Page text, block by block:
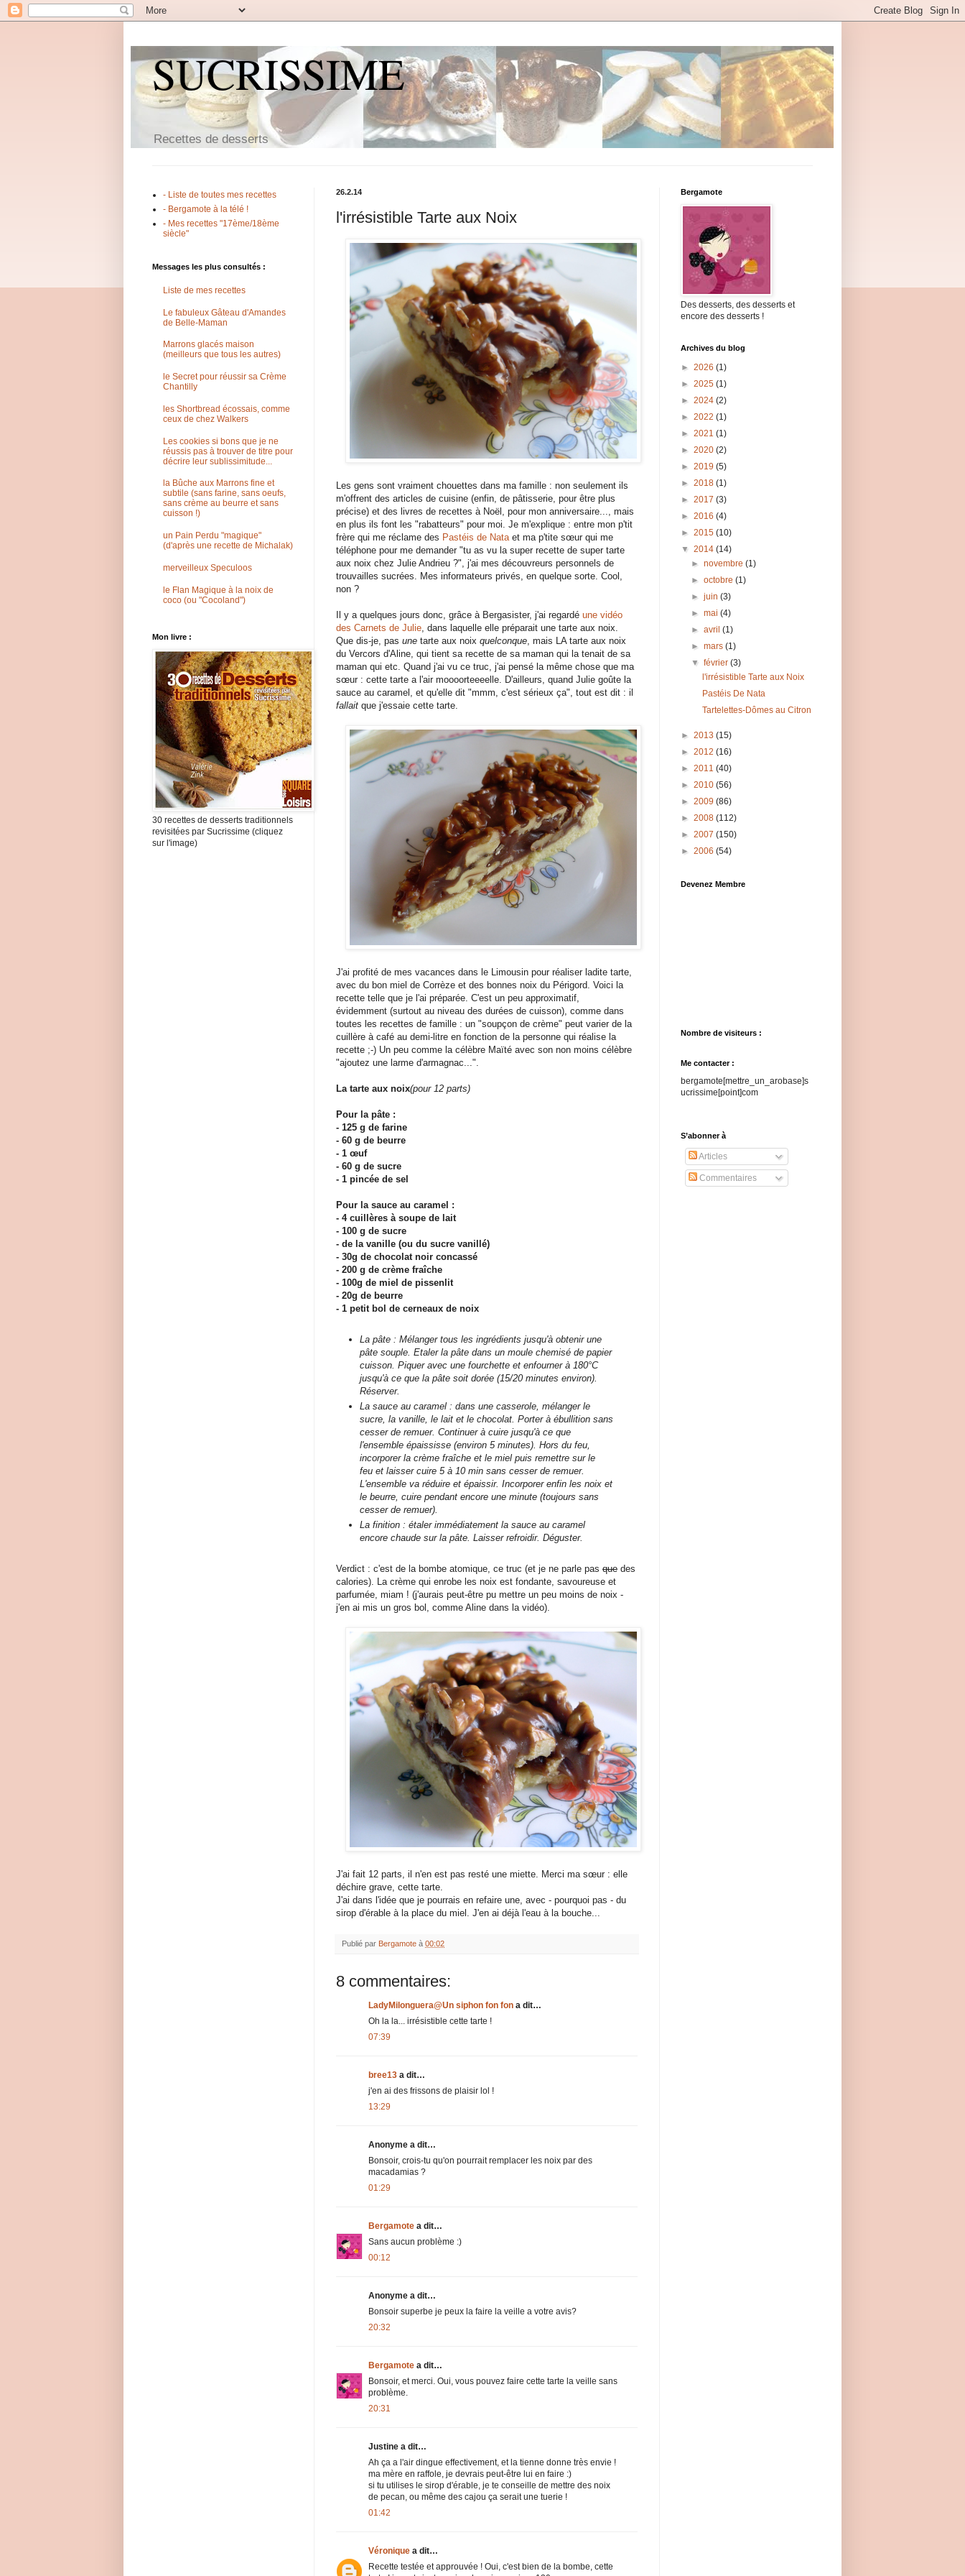
SUCRISSIME
Recettes de desserts
26.2.14
l'irrésistible Tarte aux Noix
Les gens sont vraiment chouettes dans ma famille : non seulement ils
m'offrent des articles de cuisine (enfin, de pâtisserie, pour être plus
précise) et des livres de recettes à Noël, pour mon anniversaire..., mais
en plus ils font les "rabatteurs" pour moi. Je m'explique : entre mon p'tit
frère qui me réclame des Pastéis de Nataet ma p'tite sœur qui me
téléphone pour me demander "tu as vu la super recette de super tarte
aux noix chez Julie Andrieu ?", j'ai mes découvreurs personnels de
trouvailles sucrées. Mes informateurs privés, en quelque sorte. Cool,
non ?
Il y a quelques jours donc, grâce à Bergasister, j'ai regardé une vidéo
des Carnets de Julie, dans laquelle elle préparait une tarte aux noix.
Que dis-je, pas une tarte aux noix quelconque, mais LA tarte aux noix
du Vercors d'Aline, qui tient sa recette de sa maman qui la tenait de sa
maman qui etc. Quand j'ai vu ce truc, j'ai pensé la même chose que ma
sœur : cette tarte a l'air moooorteeeelle. D'ailleurs, quand Julie goûte la
sauce au caramel, et qu'elle dit "mmm, c'est sérieux ça", tout est dit : il
fallait que j'essaie cette tarte.
J'ai profité de mes vacances dans le Limousin pour réaliser ladite tarte,
avec du bon miel de Corrèze et des bonnes noix du Périgord. Voici la
recette telle que je l'ai préparée. C'est un peu approximatif,
évidemment (surtout au niveau des durées de cuisson), comme dans
toutes les recettes de famille : un "soupçon de crème" peut varier de la
cuillère à café au demi-litre en fonction de la personne qui réalise la
recette ;-) Un peu comme la célèbre Maïté avec son non moins célèbre
"ajoutez une larme d'armagnac...".
La tarte aux noix(pour 12 parts)
Pour la pâte :
- 125 g de farine
- 60 g de beurre
- 1 œuf
- 60 g de sucre
- 1 pincée de sel
Pour la sauce au caramel :
- 4 cuillères à soupe de lait
- 100 g de sucre
- de la vanille (ou du sucre vanillé)
- 30g de chocolat noir concassé
- 200 g de crème fraîche
- 100g de miel de pissenlit
- 20g de beurre
- 1 petit bol de cerneaux de noix
La pâte : Mélanger tous les ingrédients jusqu'à obtenir une
pâte souple. Etaler la pâte dans un moule chemisé de papier
cuisson. Piquer avec une fourchette et enfourner à 180°C
jusqu'à ce que la pâte soit dorée (15/20 minutes environ).
Réserver.
La sauce au caramel : dans une casserole, mélanger le
sucre, la vanille, le lait et le chocolat. Porter à ébullition sans
cesser de remuer. Continuer à cuire jusqu'à ce que
l'ensemble épaississe (environ 5 minutes). Hors du feu,
incorporer la crème fraîche et le miel puis remettre sur le
feu et laisser cuire 5 à 10 min sans cesser de remuer.
L'ensemble va réduire et épaissir. Incorporer enfin les noix et
le beurre, cuire pendant encore une minute (toujours sans
cesser de remuer).
La finition : étaler immédiatement la sauce au caramel
encore chaude sur la pâte. Laisser refroidir. Déguster.
Verdict : c'est de la bombe atomique, ce truc (et je ne parle pas que des
calories). La crème qui enrobe les noix est fondante, savoureuse et
parfumée, miam ! (j'aurais peut-être pu mettre un peu moins de noix -
j'en ai mis un gros bol, comme Aline dans la vidéo).
J'ai fait 12 parts, il n'en est pas resté une miette. Merci ma sœur : elle
déchire grave, cette tarte.
J'ai dans l'idée que je pourrais en refaire une, avec - pourquoi pas - du
sirop d'érable à la place du miel. J'en ai déjà l'eau à la bouche...
Publié par Bergamote à 00:02
8 commentaires:
LadyMilonguera@Un siphon fon fon a dit…
Oh la la... irrésistible cette tarte !
07:39
bree13 a dit…
j'en ai des frissons de plaisir lol !
13:29
Anonyme a dit…
Bonsoir, crois-tu qu'on pourrait remplacer les noix par des
macadamias ?
01:29
Bergamote a dit…
Sans aucun problème :)
00:12
Anonyme a dit…
Bonsoir superbe je peux la faire la veille a votre avis?
20:32
Bergamote a dit…
Bonsoir, et merci. Oui, vous pouvez faire cette tarte la veille sans
problème.
20:31
Justine a dit…
Ah ça a l'air dingue effectivement, et la tienne donne très envie !
ma mère en raffole, je devrais peut-être lui en faire :)
si tu utilises le sirop d'érable, je te conseille de mettre des noix
de pecan, ou même des cajou ça serait une tuerie !
01:42
Véronique a dit…
Recette testée et approuvée ! Oui, c'est bien de la bombe, cette
- Liste de toutes mes recettes
- Bergamote à la télé !
- Mes recettes "17ème/18ème
siècle"
Messages les plus consultés :
Liste de mes recettes
Le fabuleux Gâteau d'Amandes
de Belle-Maman
Marrons glacés maison
(meilleurs que tous les autres)
le Secret pour réussir sa Crème
Chantilly
les Shortbread écossais, comme
ceux de chez Walkers
Les cookies si bons que je ne
réussis pas à trouver de titre pour
décrire leur sublissimitude...
la Bûche aux Marrons fine et
subtile (sans farine, sans oeufs,
sans crème au beurre et sans
cuisson !)
un Pain Perdu "magique"
(d'après une recette de Michalak)
merveilleux Speculoos
le Flan Magique à la noix de
coco (ou "Cocoland")
Mon livre :
30 recettes de desserts traditionnels
revisitées par Sucrissime (cliquez
sur l'image)
Bergamote
Des desserts, des desserts et
encore des desserts !
Archives du blog
► 2026 (1)
► 2025 (1)
► 2024 (2)
► 2022 (1)
► 2021 (1)
► 2020 (2)
► 2019 (5)
► 2018 (1)
► 2017 (3)
► 2016 (4)
► 2015 (10)
▼ 2014 (14)
►novembre(1)
►octobre(1)
►juin(3)
►mai(4)
►avril(1)
►mars(1)
▼février(3)
l'irrésistible Tarte aux Noix
Pastéis De Nata
Tartelettes-Dômes au Citron
► 2013 (15)
► 2012 (16)
► 2011 (40)
► 2010 (56)
► 2009 (86)
► 2008 (112)
► 2007 (150)
► 2006 (54)
Devenez Membre
Nombre de visiteurs :
Me contacter :
bergamote[mettre_un_arobase]s
ucrissime[point]com
S’abonner à
Articles
Commentaires